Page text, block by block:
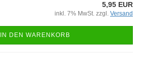
5,95 EUR
inkl. 7% MwSt. zzgl. Versand
IN DEN WARENKORB